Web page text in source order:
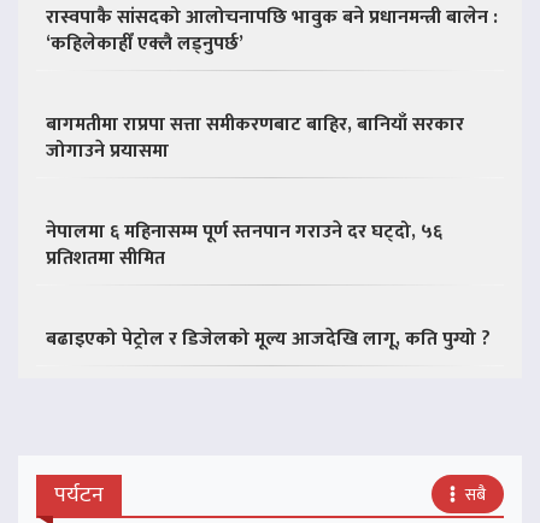
रास्वपाकै सांसदको आलोचनापछि भावुक बने प्रधानमन्त्री बालेन :
‘कहिलेकाहीँ एक्लै लड्नुपर्छ’
बागमतीमा राप्रपा सत्ता समीकरणबाट बाहिर, बानियाँ सरकार
जोगाउने प्रयासमा
नेपालमा ६ महिनासम्म पूर्ण स्तनपान गराउने दर घट्दो, ५६
प्रतिशतमा सीमित
बढाइएको पेट्रोल र डिजेलको मूल्य आजदेखि लागू, कति पुग्यो ?
पर्यटन सबै